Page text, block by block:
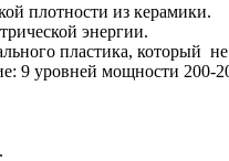
плотности из керамики.
энергии.
пластика, который
9 уровней мощности